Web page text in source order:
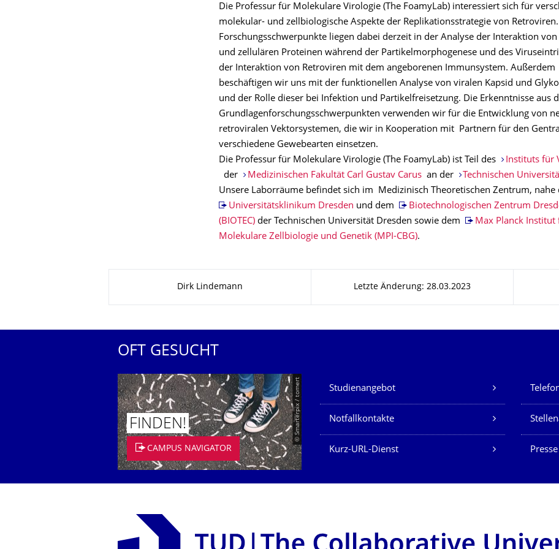
Die Professur für Molekulare Virologie (The FoamyLab) interessiert sich für
molekular- und zellbiologische Aspekte der Replikationsstrategie von
Forschungsschwerpunkte liegen dabei derzeit in der Analyse der Interaktion
und zellulären Proteinen während der Partikelmorphogenese und des
der Interaktion von Retroviren mit dem angeborenen Immunsystem. Außerdem
beschäftigen wir uns mit der funktionellen Analyse von viralen Kapsid und
und der Rolle dieser bei Infektion und Partikelfreisetzung. Die Erkenntnisse aus
Grundlagenforschungsschwerpunkten verwenden wir für die Entwicklung von
retroviralen Vektorsystemen, die wir in Kooperation mit Partnern für den
verschiedene Gewebearten einsetzen.
Die Professur für Molekulare Virologie (The FoamyLab) ist Teil des
Instituts für
der
Medizinischen Fakultät Carl Gustav Carusan der Technischen
Unsere Laborräume befindet sich im Medizinisch Theoretischen Zentrum, nahe
Universitätsklinikum Dresden und dem
Biotechnologischen Zentrum
(BIOTEC) der Technischen Universität Dresden sowie dem
Max Planck Institut
Molekulare Zellbiologie und Genetik (MPI-CBG).
Dirk Lindemann Letzte Änderung: 28.03.2023
OFT GESUCHT
© Smarterpix / tomert
FINDEN!
CAMPUS NAVIGATOR
Unsere Dienste
Studienangebot
Notfallkontakte
Kurz-URL-Dienst Presse